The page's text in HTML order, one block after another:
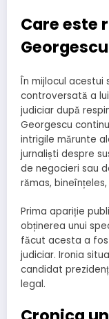
Care este
În mijlocul
controversată a
judiciar după
Georgescu
intrigile mărunte
jurnaliști despre
de negocieri sau
rămas,
Prima apariție
obținerea unui
făcut acesta a
judiciar. Ironia
candidat
legal.